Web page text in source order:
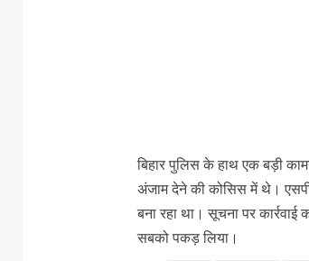
बिहार पुलिस के हाथ एक बड़ी
अंजाम देने की कोसिस में थे।
बना रहा था। सूचना पर
सबको पकड़ लिया।